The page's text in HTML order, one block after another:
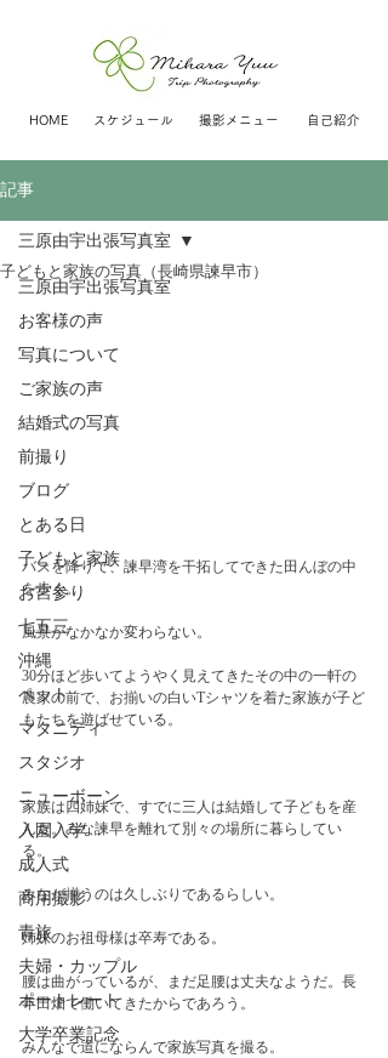
HOME スケジュール 撮影メニュー 自己紹介
記事
三原由宇出張写真室
お客様の声
写真について
ご家族の声
結婚式の写真
前撮り
ブログ
とある日
子どもと家族
お宮参り
七五三
沖縄
ペット
マタニティ
スタジオ
ニューボーン
入園入学
成人式
商用撮影
青旅
夫婦・カップル
ポートレート
大学卒業記念
三原由宇出張写真室
子どもと家族の写真（長崎県諫早市）
バスを降りて、諫早湾を干拓してできた田んぼの中
を歩く。
風景がなかなか変わらない。
30分ほど歩いてようやく見えてきたその中の一軒の
農家の前で、お揃いの白いTシャツを着た家族が子ど
もたちを遊ばせている。
家族は四姉妹で、すでに三人は結婚して子どもを産
んだ。みな諫早を離れて別々の場所に暮らしてい
る。
みなが揃うのは久しぶりであるらしい。
姉妹のお祖母様は卒寿である。
腰は曲がっているが、まだ足腰は丈夫なようだ。長
年田畑で働いてきたからであろう。
みんなで道にならんで家族写真を撮る。